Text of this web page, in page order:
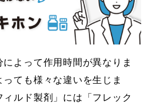
よって作用時間が異なりま
ても様々な違いを生じま
ルド製剤」には「フレック